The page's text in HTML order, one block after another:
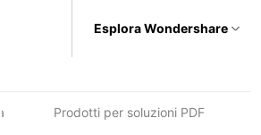
Prodotti per soluzioni PDF
Esplora Wondershare